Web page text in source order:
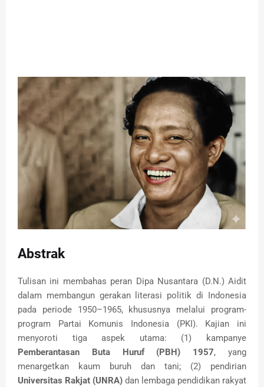
Abstrak
Tulisan ini membahas peran Dipa Nusantara (D.N.) Aidit
dalam membangun gerakan literasi politik di Indonesia
pada periode 1950–1965, khususnya melalui program-
program Partai Komunis Indonesia (PKI). Kajian ini
menyoroti tiga aspek utama: (1) kampanye
Pemberantasan Buta Huruf (PBH) 1957, yang
menargetkan kaum buruh dan tani; (2) pendirian
Universitas Rakjat (UNRA) dan lembaga pendidikan rakyat